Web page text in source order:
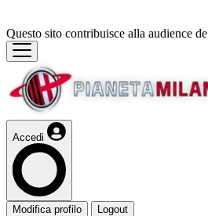
Questo sito contribuisce alla audience de
Accedi
Modifica profilo Logout